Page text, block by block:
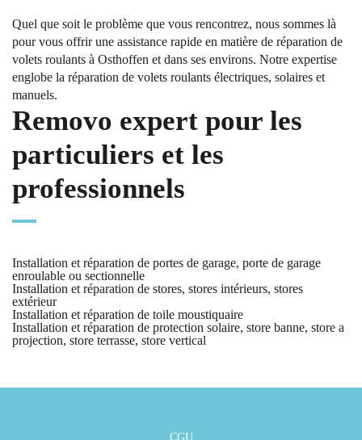
Quel que soit le problème que vous rencontrez, nous sommes là
pour vous offrir une assistance rapide en matière de réparation de
volets roulants à Osthoffen et dans ses environs. Notre expertise
englobe la réparation de volets roulants électriques, solaires et
manuels.
Removo expert pour les
particuliers et les
professionnels
Installation et réparation de portes de garage, porte de garage
enroulable ou sectionnelle
Installation et réparation de stores, stores intérieurs, stores
extérieur
Installation et réparation de toile moustiquaire
Installation et réparation de protection solaire, store banne, store a
projection, store terrasse, store vertical
CGU